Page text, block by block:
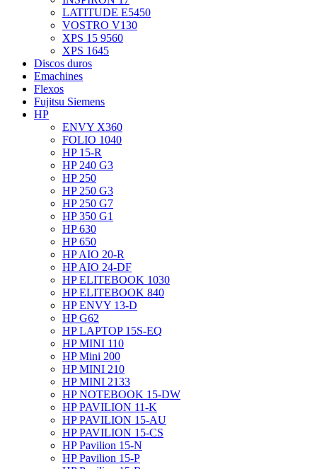
LATITUDE E5450
VOSTRO V130
XPS 15 9560
XPS 1645
Discos duros
Emachines
Flexos
Fujitsu Siemens
HP
ENVY X360
FOLIO 1040
HP 15-R
HP 240 G3
HP 250
HP 250 G3
HP 250 G7
HP 350 G1
HP 630
HP 650
HP AIO 20-R
HP AIO 24-DF
HP ELITEBOOK 1030
HP ELITEBOOK 840
HP ENVY 13-D
HP G62
HP LAPTOP 15S-EQ
HP MINI 110
HP Mini 200
HP MINI 210
HP MINI 2133
HP NOTEBOOK 15-DW
HP PAVILION 11-K
HP PAVILION 15-AU
HP PAVILION 15-CS
HP Pavilion 15-N
HP Pavilion 15-P